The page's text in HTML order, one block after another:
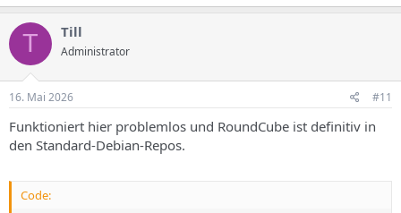
T Till
Administrator
16. Mai 2026 #11
Funktioniert hier problemlos und RoundCube ist definitiv in
den Standard-Debian-Repos.
Code: